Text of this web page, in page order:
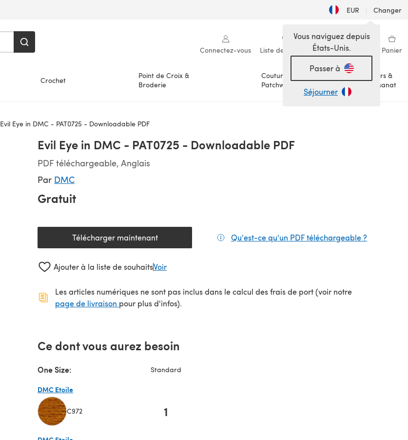
EUR | Changer
Connectez-vous Liste de souhaits Ma bibliothèque Panier
Crochet
Point de Croix &
Broderie
Couture &
Patchwork
Loisirs &
Artisanat
Vous naviguez depuis
États-Unis.
Passer à
Séjourner
Evil Eye in DMC - PAT0725 - Downloadable PDF
Evil Eye in DMC - PAT0725 - Downloadable PDF
PDF téléchargeable, Anglais
Par DMC
Gratuit
Télécharger maintenant(s'ouvre dans un nouvel onglet) Qu'est-ce qu'un PDF téléchargeable ?
Ajouter à la liste de souhaitsVoir
Les articles numériques ne sont pas inclus dans le calcul des frais de port (voir notre
page de livraison (s'ouvre dans un nouvel onglet)
pour plus d'infos).
Ce dont vous aurez besoin
One Size: Standard
DMC Etoile
C972 1